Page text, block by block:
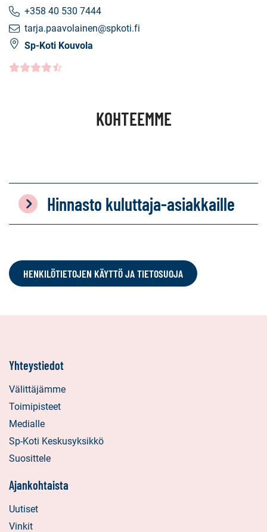
+358 40 530 7444
tarja.paavolainen@spkoti.fi
Sp-Koti Kouvola
Asiakasarvio
KOHTEEMME
Hinnasto kuluttaja-asiakkaille
HENKILÖTIETOJEN KÄYTTÖ JA TIETOSUOJA
Yhteystiedot
Välittäjämme
Toimipisteet
Medialle
Sp-Koti Keskusyksikkö
Suosittele
Ajankohtaista
Uutiset
Vinkit